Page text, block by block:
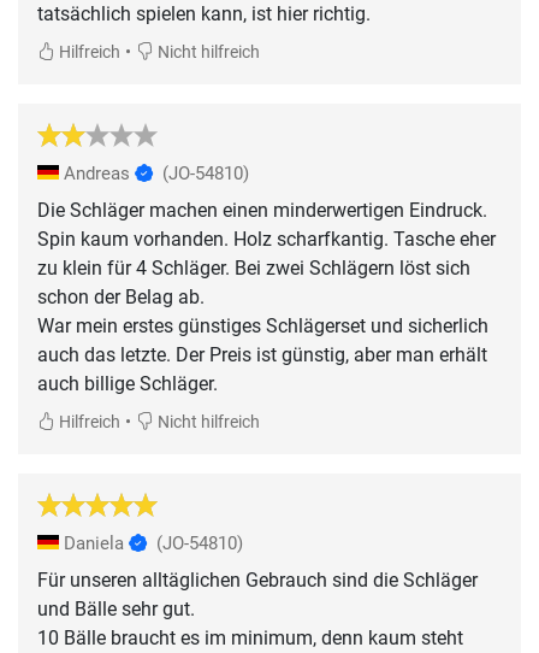
tatsächlich spielen kann, ist hier richtig.
Hilfreich • Nicht hilfreich
Andreas (JO-54810)
Die Schläger machen einen minderwertigen Eindruck.
Spin kaum vorhanden. Holz scharfkantig. Tasche eher
zu klein für 4 Schläger. Bei zwei Schlägern löst sich
schon der Belag ab.
War mein erstes günstiges Schlägerset und sicherlich
auch das letzte. Der Preis ist günstig, aber man erhält
auch billige Schläger.
Hilfreich • Nicht hilfreich
Daniela (JO-54810)
Für unseren alltäglichen Gebrauch sind die Schläger
und Bälle sehr gut.
10 Bälle braucht es im minimum, denn kaum steht